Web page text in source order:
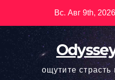
содержимому
Вс. Авг 9th, 2026
ощутите